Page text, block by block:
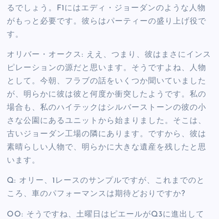
るでしょう。F1にはエディ・ジョーダンのような人物
がもっと必要です。彼らはパーティーの盛り上げ役で
す。
オリバー・オークス: ええ、つまり、彼はまさにインス
ピレーションの源だと思います。そうですよね、人物
として。今朝、フラブの話をいくつか聞いていました
が、明らかに彼は彼と何度か衝突したようです。私の
場合も、私のハイテックはシルバーストーンの彼の小
さな公園にあるユニットから始まりました。そこは、
古いジョーダン工場の隣にあります。ですから、彼は
素晴らしい人物で、明らかに大きな遺産を残したと思
います。
Q: オリー、1レースのサンプルですが、これまでのと
ころ、車のパフォーマンスは期待どおりですか?
OO: そうですね、土曜日はピエールがQ3に進出して